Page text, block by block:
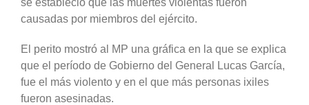
causadas por miembros del ejército.
El perito mostró al MP una gráfica en la que se explica
que el período de Gobierno del General Lucas García,
fue el más violento y en el que más personas ixiles
fueron asesinadas.